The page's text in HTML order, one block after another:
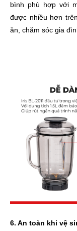
bình phù hợp với
được nhiều hơn
ăn, chăm sóc gia
6. An toàn khi vệ